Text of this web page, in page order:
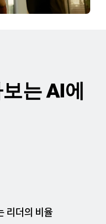
는 AI에
리더의 비율